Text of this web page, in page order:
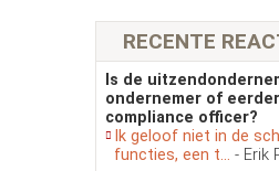
RECENTE
Is de
ondernemer of
compliance officer?
Ik geloof niet in de
functies, een t... - Erik